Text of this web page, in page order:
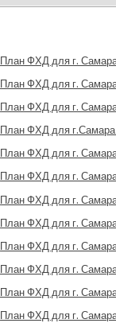
План ФХД для г.
План ФХД для г.
План ФХД для г.
План ФХД для
План ФХД для г.
План ФХД для г.
План ФХД для г.
План ФХД для г.
План ФХД для г.
План ФХД для г.
План ФХД для г.
План ФХД для г.